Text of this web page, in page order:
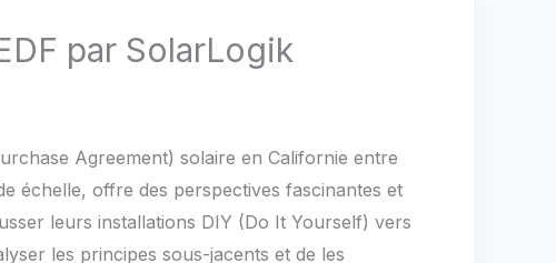
par SolarLogik
Agreement) solaire en Californie entre
échelle, offre des perspectives fascinantes et
leurs installations DIY (Do It Yourself) vers
les principes sous-jacents et de les